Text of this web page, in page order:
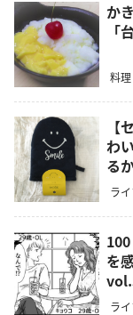
か
「
料
【
わ
る
ラ
を
ラ